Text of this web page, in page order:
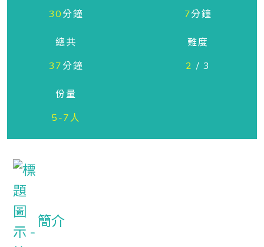
30分鐘
7分鐘
總共
37分鐘
難度
2 / 3
份量
5-7人
簡介